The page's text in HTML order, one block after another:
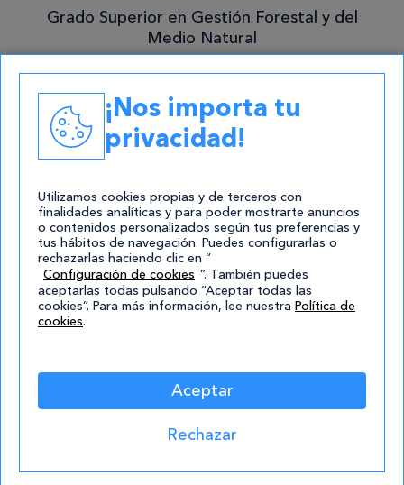
Grado Superior en Gestión Forestal y del
Medio Natural
Contacto
atencion@cursos.com
Redes Sociales
Aviso Legal|Política de privacidad|Cookies|Mapa de
Sitio
¡Nos importa tu
privacidad!
Utilizamos cookies propias y de terceros con
finalidades analíticas y para poder mostrarte anuncios
o contenidos personalizados según tus preferencias y
tus hábitos de navegación. Puedes configurarlas o
rechazarlas haciendo clic en “
Configuración de cookies ”. También puedes
aceptarlas todas pulsando “Aceptar todas las
cookies”. Para más información, lee nuestra Política de
cookies.
Aceptar
Rechazar